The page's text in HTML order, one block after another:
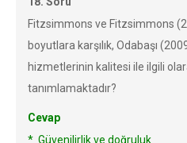
Fitzsimmons ve Fitzsimmons
boyutlara karşılık, Odabaşı
hizmetlerinin kalitesi ile ilgili
tanımlamaktadır?
Cevap
* Güvenilirlik ve doğruluk